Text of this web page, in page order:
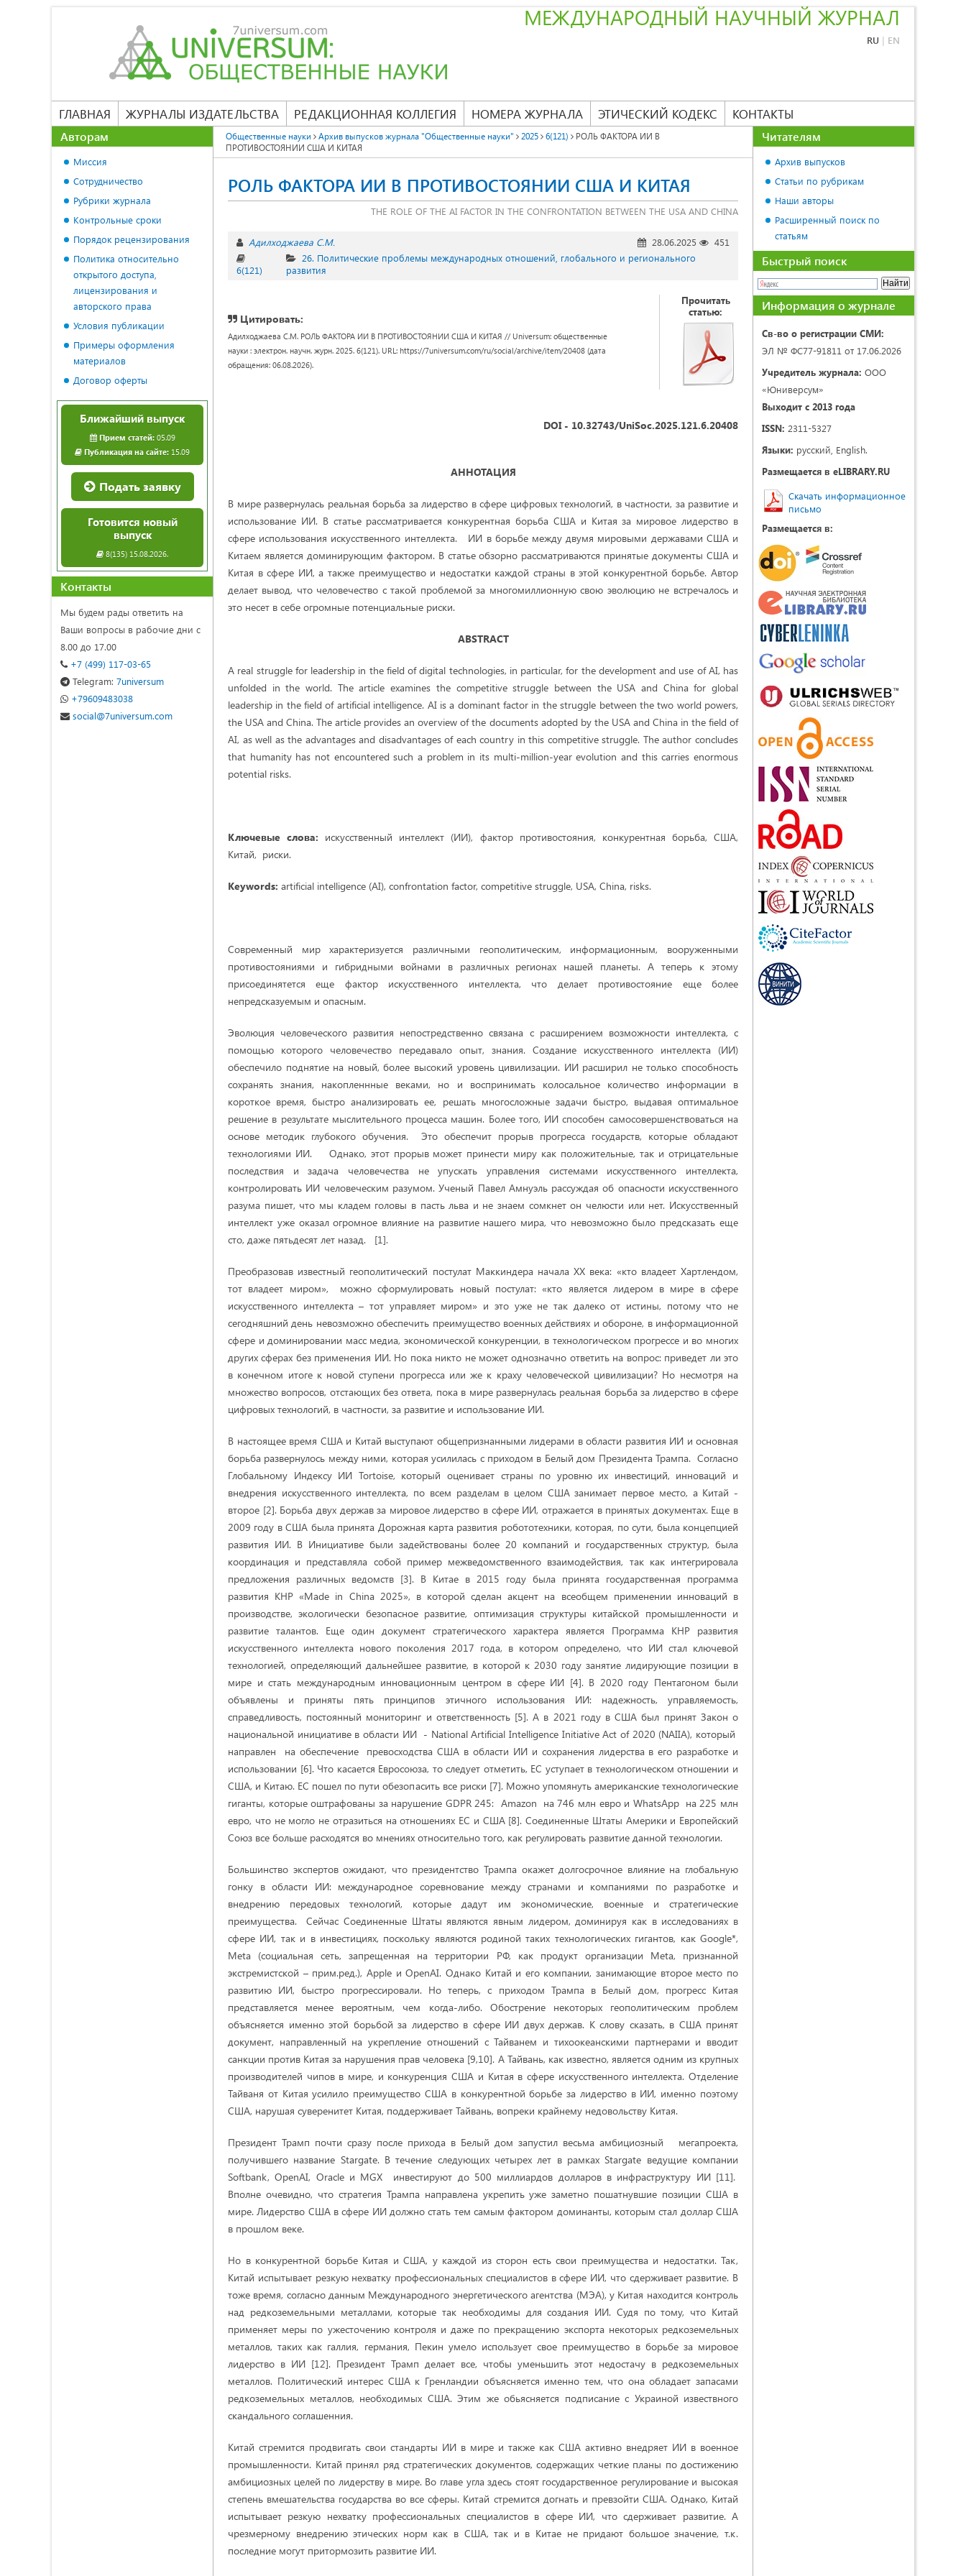
МЕЖДУНАРОДНЫЙ НАУЧНЫЙ ЖУРНАЛ
RU | EN
ГЛАВНАЯ ЖУРНАЛЫ ИЗДАТЕЛЬСТВА РЕДАКЦИОННАЯ КОЛЛЕГИЯ НОМЕРА ЖУРНАЛА ЭТИЧЕСКИЙ КОДЕКС КОНТАКТЫ
Общественные науки Архив выпусков журнала "Общественные науки" 2025 6(121)
РОЛЬ ФАКТОРА ИИ В
ПРОТИВОСТОЯНИИ США И КИТАЯ
РОЛЬ ФАКТОРА ИИ В ПРОТИВОСТОЯНИИ США И КИТАЯ
THE ROLE OF THE AI FACTOR IN THE CONFRONTATION BETWEEN THE USA AND CHINA
Адилходжаева С.М. 28.06.2025 451
6(121)
26. Политические проблемы международных отношений, глобального и регионального
развития
Цитировать:
Адилходжаева С.М. РОЛЬ ФАКТОРА ИИ В ПРОТИВОСТОЯНИИ США И КИТАЯ // Universum: общественные
науки : электрон. научн. журн. 2025. 6(121). URL: https://7universum.com/ru/social/archive/item/20408 (дата
обращения: 06.08.2026).
Прочитать
статью:
DOI - 10.32743/UniSoc.2025.121.6.20408
АННОТАЦИЯ
В мире развернулась реальная борьба за лидерство в сфере цифровых технологий, в частности, за развитие и
использование ИИ. В статье рассматривается конкурентная борьба США и Китая за мировое лидерство в
сфере использования искусственного интеллекта. ИИ в борьбе между двумя мировыми державами США и
Китаем является доминирующим фактором. В статье обзорно рассматриваются принятые документы США и
Китая в сфере ИИ, а также преимущество и недостатки каждой страны в этой конкурентной борьбе. Автор
делает вывод, что человечество с такой проблемой за многомиллионную свою эволюцию не встречалось и
это несет в себе огромные потенциальные риски.
ABSTRACT
A real struggle for leadership in the field of digital technologies, in particular, for the development and use of AI, has
unfolded in the world. The article examines the competitive struggle between the USA and China for global
leadership in the field of artificial intelligence. AI is a dominant factor in the struggle between the two world powers,
the USA and China. The article provides an overview of the documents adopted by the USA and China in the field of
AI, as well as the advantages and disadvantages of each country in this competitive struggle. The author concludes
that humanity has not encountered such a problem in its multi-million-year evolution and this carries enormous
potential risks.
Ключевые слова: искусственный интеллект (ИИ), фактор противостояния, конкурентная борьба, США,
Китай, риски.
Keywords: artificial intelligence (AI), confrontation factor, competitive struggle, USA, China, risks.
Современный мир характеризуется различными геополитическим, информационным, вооруженными
противостояниями и гибридными войнами в различных регионах нашей планеты. А теперь к этому
присоединятется еще фактор искусственного интеллекта, что делает противостояние еще более
непредсказуемым и опасным.
Эволюция человеческого развития непостредственно связана с расширением возможности интеллекта, с
помощью которого человечество передавало опыт, знания. Создание искусственного интеллекта (ИИ)
обеспечило поднятие на новый, более высокий уровень цивилизации. ИИ расширил не только способность
сохранять знания, накопленнные веками, но и воспринимать колосальное количество информации в
короткое время, быстро анализировать ее, решать многосложные задачи быстро, выдавая оптимальное
решение в результате мыслительного процесса машин. Более того, ИИ способен самосовершенствоваться на
основе методик глубокого обучения. Это обеспечит прорыв прогресса государств, которые обладают
технологиями ИИ. Однако, этот прорыв может принести миру как положительные, так и отрицательные
последствия и задача человечества не упускать управления системами искусственного интеллекта,
контролировать ИИ человеческим разумом. Ученый Павел Амнуэль рассуждая об опасности искусственного
разума пишет, что мы кладем головы в пасть льва и не знаем сомкнет он челюсти или нет. Искусственный
интеллект уже оказал огромное влияние на развитие нашего мира, что невозможно было предсказать еще
сто, даже пятьдесят лет назад. [1].
Преобразовав известный геополитический постулат Маккиндера начала ХХ века: «кто владеет Хартлендом,
тот владеет миром», можно сформулировать новый постулат: «кто является лидером в мире в сфере
искусственного интеллекта – тот управляет миром» и это уже не так далеко от истины, потому что не
сегодняшний день невозможно обеспечить преимущество военных действиях и обороне, в информационной
сфере и доминировании масс медиа, экономической конкуренции, в технологическом прогрессе и во многих
других сферах без применения ИИ. Но пока никто не может однозначно ответить на вопрос: приведет ли это
в конечном итоге к новой ступени прогресса или же к краху человеческой цивилизации? Но несмотря на
множество вопросов, отстающих без ответа, пока в мире развернулась реальная борьба за лидерство в сфере
цифровых технологий, в частности, за развитие и использование ИИ.
В настоящее время США и Китай выступают общепризнанными лидерами в области развития ИИ и основная
борьба развернулось между ними, которая усилилась с приходом в Белый дом Президента Трампа. Согласно
Глобальному Индексу ИИ Tortoise, который оценивает страны по уровню их инвестиций, инноваций и
внедрения искусственного интеллекта, по всем разделам в целом США занимает первое место, а Китай -
второе [2]. Борьба двух держав за мировое лидерство в сфере ИИ, отражается в принятых документах. Еще в
2009 году в США была принята Дорожная карта развития робототехники, которая, по сути, была концепцией
развития ИИ. В Инициативе были задействованы более 20 компаний и государственных структур, была
координация и представляла собой пример межведомственного взаимодействия, так как интегрировала
предложения различных ведомств [3]. В Китае в 2015 году была принята государственная программа
развития КНР «Made in China 2025», в которой сделан акцент на всеобщем применении инноваций в
производстве, экологически безопасное развитие, оптимизация структуры китайской промышленности и
развитие талантов. Еще один документ стратегического характера является Программа КНР развития
искусственного интеллекта нового поколения 2017 года, в котором определено, что ИИ стал ключевой
технологией, определяющий дальнейшее развитие, в которой к 2030 году занятие лидирующие позиции в
мире и стать международным инновационным центром в сфере ИИ [4]. В 2020 году Пентагоном были
объявлены и приняты пять принципов этичного использования ИИ: надежность, управляемость,
справедливость, постоянный мониторинг и ответственность [5]. А в 2021 году в США был принят Закон о
национальной инициативе в области ИИ - National Artificial Intelligence Initiative Act of 2020 (NAIIA), который
направлен на обеспечение превосходства США в области ИИ и сохранения лидерства в его разработке и
использовании [6]. Что касается Евросоюза, то следует отметить, ЕС уступает в технологическом отношении и
США, и Китаю. ЕС пошел по пути обезопасить все риски [7]. Можно упомянуть американские технологические
гиганты, которые оштрафованы за нарушение GDPR 245: Amazon на 746 млн евро и WhatsApp на 225 млн
евро, что не могло не отразиться на отношениях ЕС и США [8]. Соединенные Штаты Америки и Европейский
Союз все больше расходятся во мнениях относительно того, как регулировать развитие данной технологии.
Большинство экспертов ожидают, что президентство Трампа окажет долгосрочное влияние на глобальную
гонку в области ИИ: международное соревнование между странами и компаниями по разработке и
внедрению передовых технологий, которые дадут им экономические, военные и стратегические
преимущества. Сейчас Соединенные Штаты являются явным лидером, доминируя как в исследованиях в
сфере ИИ, так и в инвестициях, поскольку являются родиной таких технологических гигантов, как Google*,
Meta (социальная сеть, запрещенная на территории РФ, как продукт организации Meta, признанной
экстремистской – прим.ред.), Apple и OpenAI. Однако Китай и его компании, занимающие второе место по
развитию ИИ, быстро прогрессировали. Но теперь, с приходом Трампа в Белый дом, прогресс Китая
представляется менее вероятным, чем когда-либо. Обострение некоторых геополитическим проблем
объясняется именно этой борьбой за лидерство в сфере ИИ двух держав. К слову сказать, в США принят
документ, направленный на укрепление отношений с Тайванем и тихоокеанскими партнерами и вводит
санкции против Китая за нарушения прав человека [9,10]. А Тайвань, как известно, является одним из крупных
производителей чипов в мире, и конкуренция США и Китая в сфере искусственного интеллекта. Отделение
Тайваня от Китая усилило преимущество США в конкурентной борьбе за лидерство в ИИ, именно поэтому
США, нарушая суверенитет Китая, поддерживает Тайвань, вопреки крайнему недовольству Китая.
Президент Трамп почти сразу после прихода в Белый дом запустил весьма амбициозный мегапроекта,
получившего название Stargate. В течение следующих четырех лет в рамках Stargate ведущие компании
Softbank, OpenAI, Oracle и MGX инвестируют до 500 миллиардов долларов в инфраструктуру ИИ [11].
Вполне очевидно, что стратегия Трампа направлена укрепить уже заметно пошатнувшие позиции США в
мире. Лидерство США в сфере ИИ должно стать тем самым фактором доминанты, которым стал доллар США
в прошлом веке.
Но в конкурентной борьбе Китая и США, у каждой из сторон есть свои преимущества и недостатки. Так,
Китай испытывает резкую нехватку профессиональных специалистов в сфере ИИ, что сдерживает развитие. В
тоже время, согласно данным Международного энергетического агентства (МЭА), у Китая находится контроль
над редкоземельными металлами, которые так необходимы для создания ИИ. Судя по тому, что Китай
применяет меры по ужесточению контроля и даже по прекращению экспорта некоторых редкоземельных
металлов, таких как галлия, германия, Пекин умело использует свое преимущество в борьбе за мировое
лидерство в ИИ [12]. Президент Трамп делает все, чтобы уменьшить этот недостачу в редкоземельных
металлов. Политический интерес США к Гренландии объясняется именно тем, что она обладает запасами
редкоземельных металлов, необходимых США. Этим же обьясняется подписание с Украиной извествного
скандального соглашенния.
Китай стремится продвигать свои стандарты ИИ в мире и также как США активно внедряет ИИ в военное
промышленности. Китай принял ряд стратегических документов, содержащих четкие планы по достижению
амбициозных целей по лидерству в мире. Во главе угла здесь стоят государственное регулирование и высокая
степень вмешательства государства во все сферы. Китай стремится догнать и превзойти США. Однако, Китай
испытывает резкую нехватку профессиональных специалистов в сфере ИИ, что сдерживает развитие. А
чрезмерному внедрению этических норм как в США, так и в Китае не придают большое значение, т.к.
последние могут притормозить развитие ИИ.
Авторам
Миссия
Сотрудничество
Рубрики журнала
Контрольные сроки
Порядок рецензирования
Политика относительно
открытого доступа,
лицензирования и
авторского права
Условия публикации
Примеры оформления
материалов
Договор оферты
Ближайший выпуск
Прием статей:05.09
Публикация на сайте: 15.09
Подать заявку
Готовится новый
выпуск
8(135) 15.08.2026.
Контакты
Мы будем рады ответить на
Ваши вопросы в рабочие дни с
8.00 до 17.00
+7 (499) 117-03-65
Telegram: 7universum
+79609483038
social@7universum.com
Читателям
Архив выпусков
Статьи по рубрикам
Наши авторы
Расширенный поиск по
статьям
Быстрый поиск
Информация о журнале
Св-во о регистрации СМИ:
ЭЛ № ФС77-91811 от 17.06.2026
Учредитель журнала: ООО
«Юниверсум»
Выходит с 2013 года
ISSN: 2311-5327
Языки: русский, English.
Размещается в eLIBRARY.RU
Скачать информационное
письмо
Размещается в: